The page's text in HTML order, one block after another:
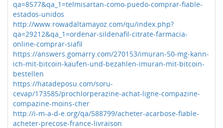
qa=8577&qa_1=telmisartan-como-puedo-comprar-fiable-
estados-unidos
http://www.rowadaltamayoz.com/qu/index.php?
qa=29212&qa_1=ordenar-sildenafil-citrate-farmacia-
online-comprar-siafil
https://answers.gomarry.com/270153/imuran-50-mg-kann-
ich-mit-bitcoin-kaufen-und-bezahlen-imuran-mit-bitcoin-
bestellen
https://hatadeposu.com/soru-
cevap/173585/prochlorperazine-achat-ligne-compazine-
compazine-moins-cher
http://i-m-a-d-e.org/qa/588799/acheter-acarbose-fiable-
acheter-precose-france-livraison